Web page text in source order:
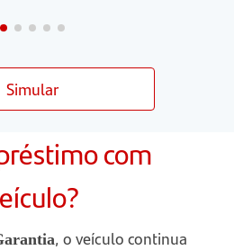
Simular
com
, o veículo continua